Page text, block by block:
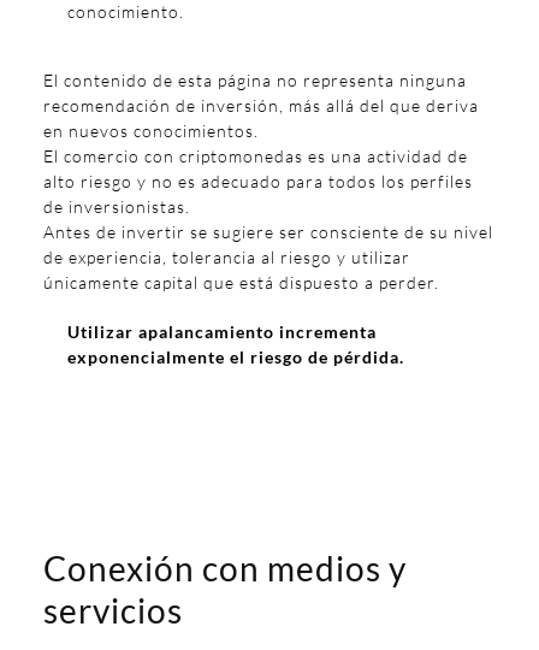
conocimiento.
El contenido de esta página no representa ninguna
recomendación de inversión, más allá del que deriva
en nuevos conocimientos.
El comercio con criptomonedas es una actividad de
alto riesgo y no es adecuado para todos los perfiles
de inversionistas.
Antes de invertir se sugiere ser consciente de su nivel
de experiencia, tolerancia al riesgo y utilizar
únicamente capital que está dispuesto a perder.
Utilizar apalancamiento incrementa
exponencialmente el riesgo de pérdida.
Conexión con medios y
servicios